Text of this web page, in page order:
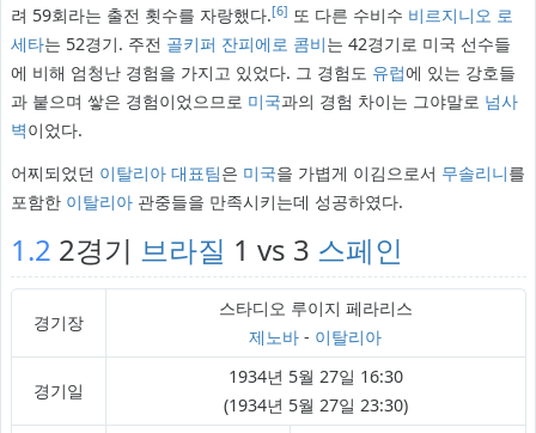
려 59회라는 출전 횟수를 자랑했다.[6] 또 다른 수비수 비르지니오 로
세타는 52경기. 주전 골키퍼 잔피에로 콤비는 42경기로 미국 선수들
에 비해 엄청난 경험을 가지고 있었다. 그 경험도 유럽에 있는 강호들
과 붙으며 쌓은 경험이었으므로 미국과의 경험 차이는 그야말로 넘사
벽이었다.
어찌되었던 이탈리아 대표팀은 미국을 가볍게 이김으로서 무솔리니를
포함한 이탈리아관중들을 만족시키는데 성공하였다.
1.2 2경기 브라질 1 vs 3 스페인
경기장
스타디오 루이지 페라리스
제노바 - 이탈리아
경기일
1934년 5월 27일 16:30
(1934년 5월 27일 23:30)